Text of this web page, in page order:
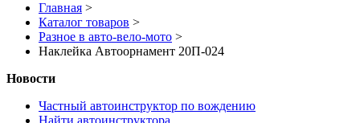
Главная >
Каталог товаров >
Разное в авто-вело-мото >
Наклейка Автоорнамент 20П-024
Новости
Частный автоинструктор по вождению
Найти автоинструктора